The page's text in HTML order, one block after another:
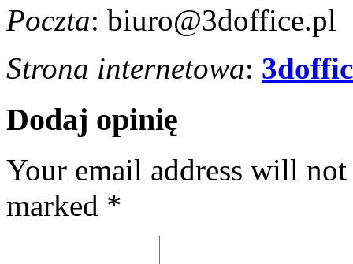
Poczta: biuro@3doffice.pl
Strona internetowa:
Dodaj opinię
Your email address will
marked *